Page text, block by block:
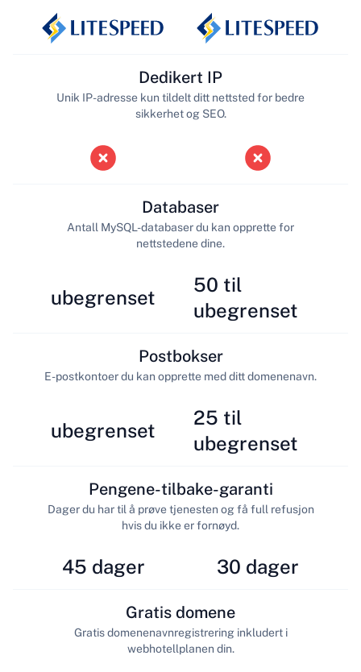
Dedikert IP
Unik IP-adresse kun tildelt ditt nettsted for bedre
sikkerhet og SEO.
ubegrenset
Databaser
Antall MySQL-databaser du kan opprette for
nettstedene dine.
50 til
ubegrenset
ubegrenset
Postbokser
E-postkontoer du kan opprette med ditt domenenavn.
25 til
ubegrenset
45 dager
Pengene-tilbake-garanti
Dager du har til å prøve tjenesten og få full refusjon
hvis du ikke er fornøyd.
30 dager
Gratis domene
Gratis domenenavnregistrering inkludert i
webhotellplanen din.